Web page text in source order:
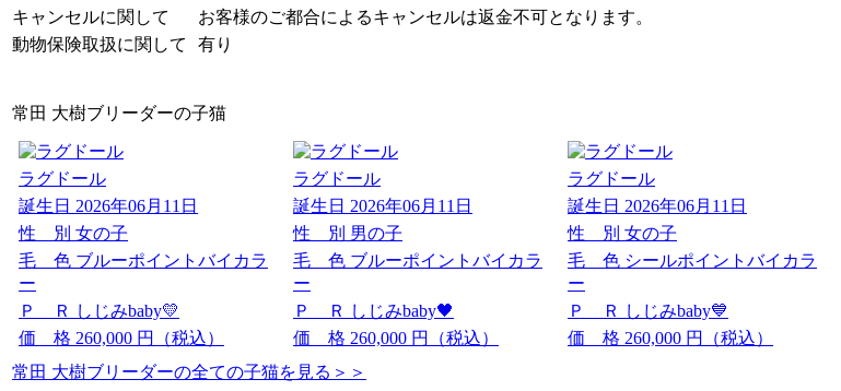
キャンセルに関して
お客様のご都合によるキャンセルは返金不可となります。
動物保険取扱に関して
有り
常田 大樹ブリーダーの子猫
ラグドール
誕生日 2026年06月11日
性 別 女の子
毛 色 ブルーポイントバイカラ
ー
Ｐ Ｒ
しじみbaby💛
価 格 260,000 円（税込）
ラグドール
誕生日 2026年06月11日
性 別 男の子
毛 色 ブルーポイントバイカラ
ー
Ｐ Ｒ
しじみbaby🖤
価 格 260,000 円（税込）
ラグドール
誕生日 2026年06月11日
性 別 女の子
毛 色 シールポイントバイカラ
ー
Ｐ Ｒ
しじみbaby💙
価 格 260,000 円（税込）
常田 大樹ブリーダーの全ての子猫を見る＞＞